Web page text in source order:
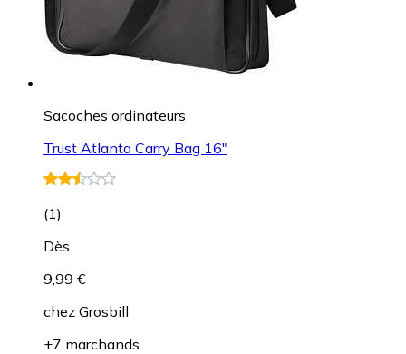
Sacoches ordinateurs
Trust Atlanta Carry Bag 16"
(1)
Dès
9,99 €
chez Grosbill
+7 marchands